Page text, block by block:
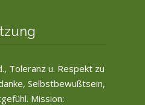
Toleranz u. Respekt zu
Selbstbewußtsein,
Mission: